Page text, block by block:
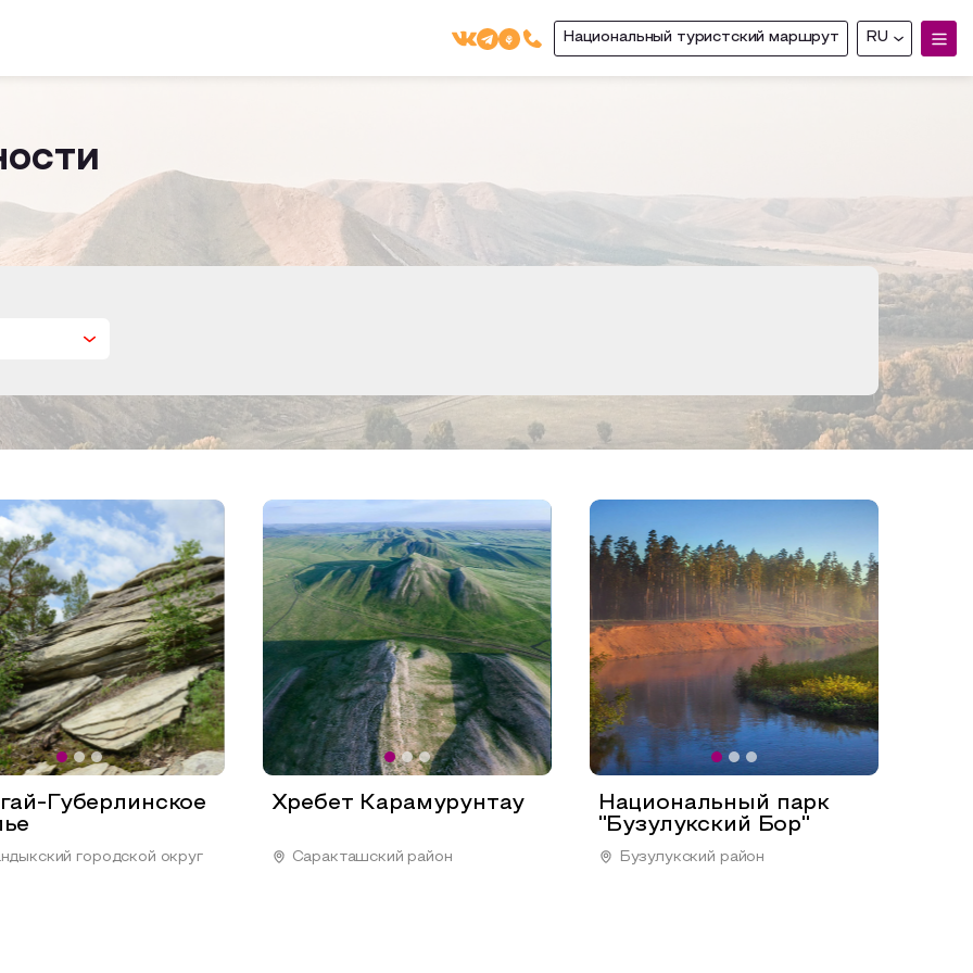
Национальный туристский маршрут RU
Губерлинское
городской округ
Хребет Карамурунтау
Саракташский район
Национальный парк
''Бузулукский Бор''
Бузулукский район